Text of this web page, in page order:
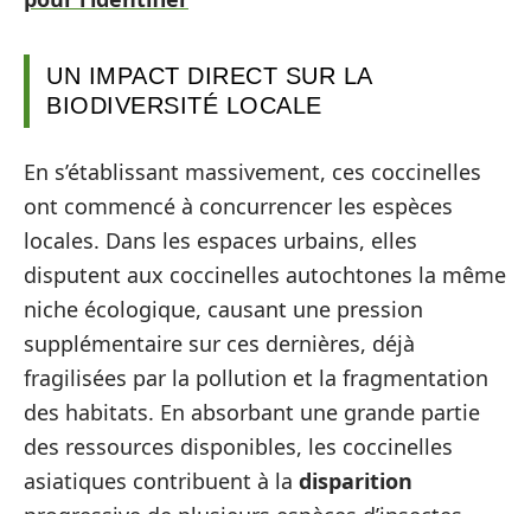
UN IMPACT DIRECT SUR LA
BIODIVERSITÉ LOCALE
En s’établissant massivement, ces coccinelles
ont commencé à concurrencer les espèces
locales. Dans les espaces urbains, elles
disputent aux coccinelles autochtones la même
niche écologique, causant une pression
supplémentaire sur ces dernières, déjà
fragilisées par la pollution et la fragmentation
des habitats. En absorbant une grande partie
des ressources disponibles, les coccinelles
asiatiques contribuent à la disparition